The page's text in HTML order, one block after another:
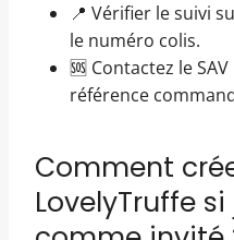
📍 Vérifier le suivi
le numéro colis.
🆘 Contactez le
référence
Comment
LovelyTruffe